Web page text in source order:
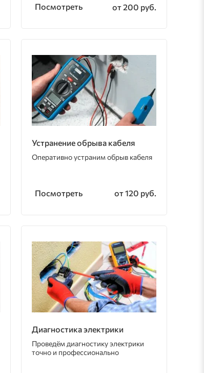
Посмотреть от 200 руб.
Устранение обрыва кабеля
Оперативно устраним обрыв кабеля
Посмотреть от 120 руб.
Диагностика электрики
Проведём диагностику электрики
точно и профессионально